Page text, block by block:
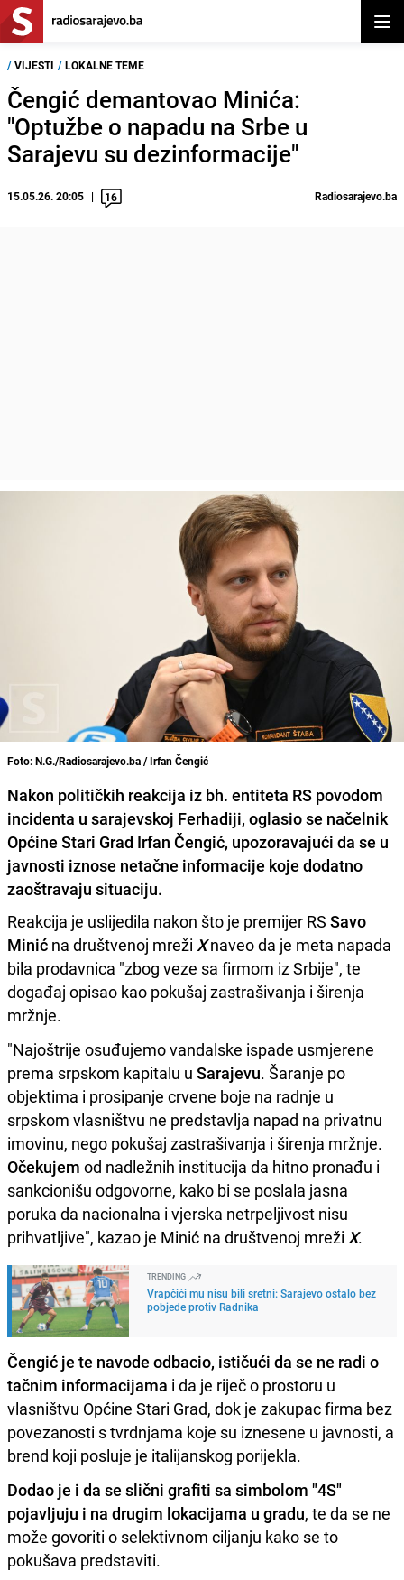
/ VIJESTI / LOKALNE TEME
Čengić demantovao Minića:
"Optužbe o napadu na Srbe u
Sarajevu su dezinformacije"
15.05.26. 20:05 16 Radiosarajevo.ba
Foto: N.G./Radiosarajevo.ba / Irfan Čengić
Nakon političkih reakcija iz bh. entiteta RS povodom
incidenta u sarajevskoj Ferhadiji, oglasio se načelnik
Općine Stari Grad Irfan Čengić, upozoravajući da se u
javnosti iznose netačne informacije koje dodatno
zaoštravaju situaciju.
Reakcija je uslijedila nakon što je premijer RS Savo
Minić na društvenoj mreži X naveo da je meta napada
bila prodavnica "zbog veze sa firmom iz Srbije", te
događaj opisao kao pokušaj zastrašivanja i širenja
mržnje.
"Najoštrije osuđujemo vandalske ispade usmjerene
prema srpskom kapitalu u Sarajevu. Šaranje po
objektima i prosipanje crvene boje na radnje u
srpskom vlasništvu ne predstavlja napad na privatnu
imovinu, nego pokušaj zastrašivanja i širenja mržnje.
Očekujem od nadležnih institucija da hitno pronađu i
sankcionišu odgovorne, kako bi se poslala jasna
poruka da nacionalna i vjerska netrpeljivost nisu
prihvatljive", kazao je Minić na društvenoj mreži X.
TRENDING
Vrapčići mu nisu bili sretni: Sarajevo ostalo bez
pobjede protiv Radnika
Čengić je te navode odbacio, ističući da se ne radi o
tačnim informacijama i da je riječ o prostoru u
vlasništvu Općine Stari Grad, dok je zakupac firma bez
povezanosti s tvrdnjama koje su iznesene u javnosti, a
brend koji posluje je italijanskog porijekla.
Dodao je i da se slični grafiti sa simbolom "4S"
pojavljuju i na drugim lokacijama u gradu, te da se ne
može govoriti o selektivnom ciljanju kako se to
pokušava predstaviti.